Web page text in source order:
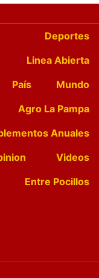
Deportes
Linea Abierta
País
Mundo
Agro La Pampa
Anuales
Videos
Entre Pocillos